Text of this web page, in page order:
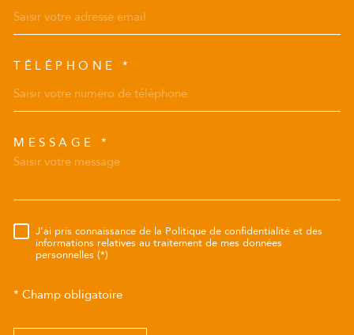
TÉLÉPHONE *
MESSAGE *
RÈGLEMENTATION
J'ai pris connaissance de la Politique de confidentialité et des
informations relatives au traitement de mes données
personnelles (*)
* Champ obligatoire